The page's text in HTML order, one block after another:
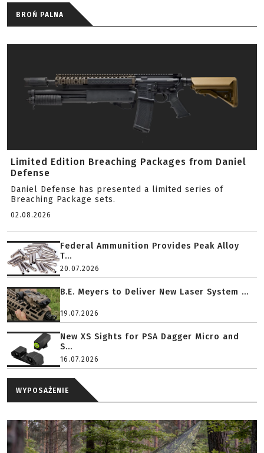
BROŃ PALNA
Limited Edition Breaching Packages from Daniel
Defense
Daniel Defense has presented a limited series of
Breaching Package sets.
02.08.2026
Federal Ammunition Provides Peak Alloy
T...
20.07.2026
B.E. Meyers to Deliver New Laser System ...
19.07.2026
New XS Sights for PSA Dagger Micro and
S...
16.07.2026
WYPOSAŻENIE